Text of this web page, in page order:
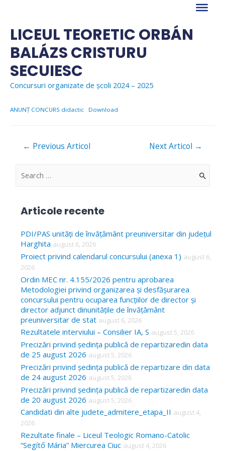
content
LICEUL TEORETIC ORBÁN
BALÁZS CRISTURU
SECUIESC
Concursuri organizate de școli 2024 – 2025
ANUNȚ CONCURS didactic Download
Navigare
← Previous Articol Next Articol →
S
c
h
f
o
r
Articole recente
PDI/PAS unități de învățământ preuniversitar din județul
Harghita august 6, 2026
Proiect privind calendarul concursului (anexa 1) august 6,
2026
Ordin MEC nr. 4.155/2026 pentru aprobarea
Metodologiei privind organizarea și desfășurarea
concursului pentru ocuparea funcțiilor de director și
director adjunct dinunitățile de învățământ
preuniversitar de stat august 6, 2026
Rezultatele interviului – Consilier IA, S august 5, 2026
Precizări privind ședința publică de repartizaredin data
de 25 august 2026 august 5, 2026
Precizări privind ședința publică de repartizare din data
de 24 august 2026 august 5, 2026
Precizări privind ședința publică de repartizaredin data
de 20 august 2026 august 5, 2026
Candidati din alte judete_admitere_etapa_II august 4,
2026
Rezultate finale – Liceul Teologic Romano-Catolic
“Segítő Mária” Miercurea Ciuc august 4, 2026